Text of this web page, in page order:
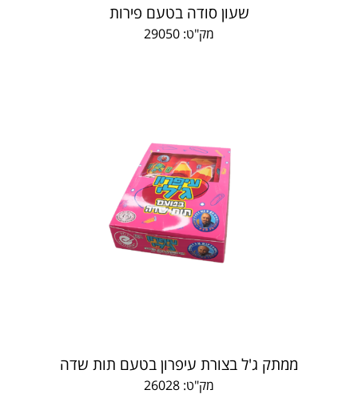
שעון סודה בטעם פירות
מק"ט: 29050
ממתק ג'ל בצורת עיפרון בטעם תות שדה
מק"ט: 26028